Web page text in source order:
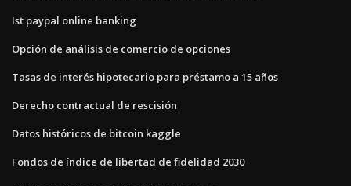
Ist paypal online banking
Opción de análisis de comercio de opciones
Tasas de interés hipotecario para préstamo a 15 años
Derecho contractual de rescisión
Datos históricos de bitcoin kaggle
Fondos de índice de libertad de fidelidad 2030